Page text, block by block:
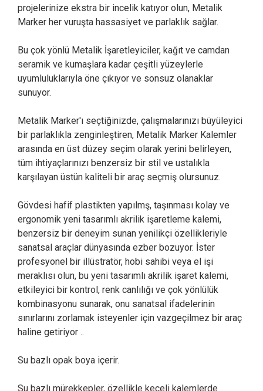
projelerinize ekstra bir incelik katıyor olun, Metalik
Marker her vuruşta hassasiyet ve parlaklık sağlar.
Bu çok yönlü Metalik İşaretleyiciler, kağıt ve camdan
seramik ve kumaşlara kadar çeşitli yüzeylerle
uyumluluklarıyla öne çıkıyor ve sonsuz olanaklar
sunuyor.
Metalik Marker'ı seçtiğinizde, çalışmalarınızı büyüleyici
bir parlaklıkla zenginleştiren, Metalik Marker Kalemler
arasında en üst düzey seçim olarak yerini belirleyen,
tüm ihtiyaçlarınızı benzersiz bir stil ve ustalıkla
karşılayan üstün kaliteli bir araç seçmiş olursunuz.
Gövdesi hafif plastikten yapılmş, taşınması kolay ve
ergonomik yeni tasarımlı akrilik işaretleme kalemi,
benzersiz bir deneyim sunan yenilikçi özellikleriyle
sanatsal araçlar dünyasında ezber bozuyor. İster
profesyonel bir illüstratör, hobi sahibi veya el işi
meraklısı olun, bu yeni tasarımlı akrilik işaret kalemi,
etkileyici bir kontrol, renk canlılığı ve çok yönlülük
kombinasyonu sunarak, onu sanatsal ifadelerinin
sınırlarını zorlamak isteyenler için vazgeçilmez bir araç
haline getiriyor ..
Su bazlı opak boya içerir.
Su bazlı mürekkepler, özellikle keçeli kalemlerde